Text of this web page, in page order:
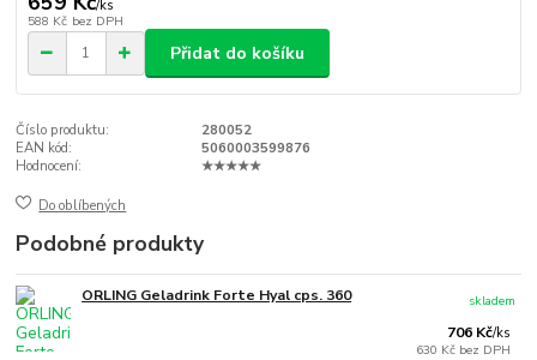
/ks
588 Kč bez DPH
Přidat do košíku
Číslo produktu:
280052
EAN kód:
5060003599876
Hodnocení:
★★★★★
Do oblíbených
Podobné produkty
ORLING Geladrink Forte Hyal cps. 360
706 Kč/ks
630 Kč bez DPH
skladem